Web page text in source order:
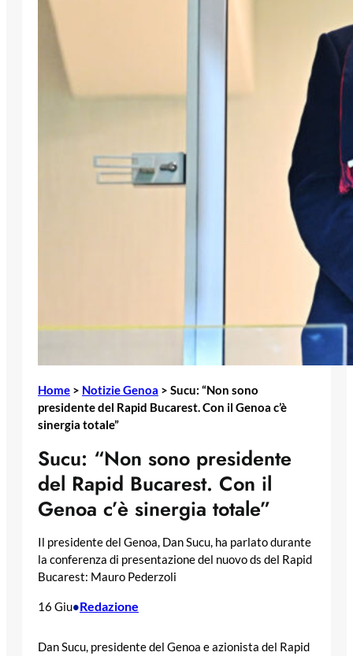
Home > Notizie Genoa > Sucu: “Non sono
presidente del Rapid Bucarest. Con il Genoa c’è
sinergia totale”
Sucu: “Non sono presidente
del Rapid Bucarest. Con il
Genoa c’è sinergia totale”
Il presidente del Genoa, Dan Sucu, ha parlato durante
la conferenza di presentazione del nuovo ds del Rapid
Bucarest: Mauro Pederzoli
16 Giu•Redazione
Dan Sucu, presidente del Genoa e azionista del Rapid